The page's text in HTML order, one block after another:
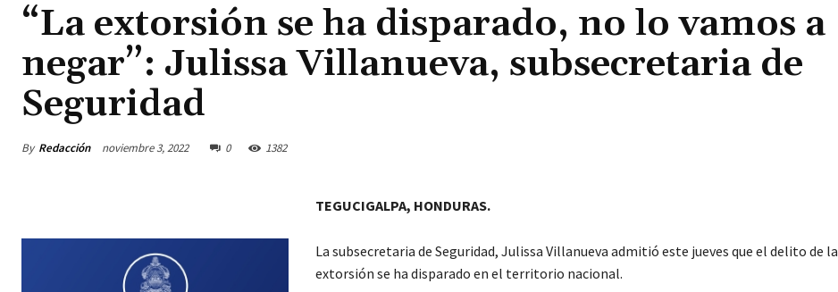
“La extorsión se ha disparado, no lo vamos a
negar”: Julissa Villanueva, subsecretaria de
Seguridad
By Redacción noviembre 3, 2022 0 1382
TEGUCIGALPA, HONDURAS.
La subsecretaria de Seguridad, Julissa Villanueva admitió este jueves que el delito de la
extorsión se ha disparado en el territorio nacional.